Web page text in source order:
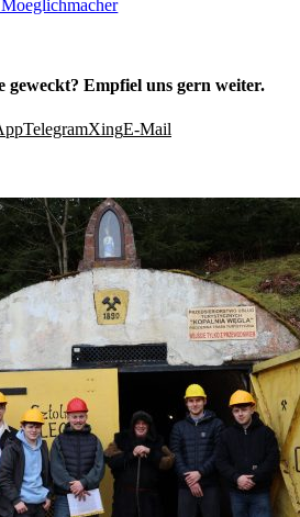
geweckt? Empfiel uns gern weiter.
TelegramXingE-Mail